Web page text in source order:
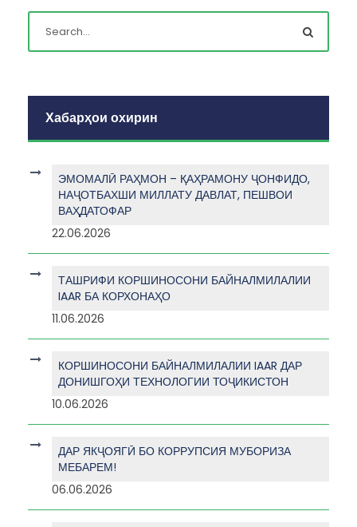
Хабарҳои охирин
ЭМОМАЛӢ РАҲМОН – ҚАҲРАМОНУ ҶОНФИДО,
НАҶОТБАХШИ МИЛЛАТУ ДАВЛАТ, ПЕШВОИ
ВАҲДАТОФАР
22.06.2026
ТАШРИФИ КОРШИНОСОНИ БАЙНАЛМИЛАЛИИ
IAAR БА КОРХОНАҲО
11.06.2026
КОРШИНОСОНИ БАЙНАЛМИЛАЛИИ IAAR ДАР
ДОНИШГОҲИ ТЕХНОЛОГИИ ТОҶИКИСТОН
10.06.2026
ДАР ЯКҶОЯГӢ БО КОРРУПСИЯ МУБОРИЗА
МЕБАРЕМ!
06.06.2026